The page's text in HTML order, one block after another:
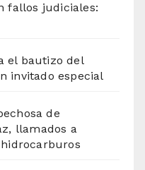
fallos judiciales:
el bautizo del
invitado especial
de
llamados a